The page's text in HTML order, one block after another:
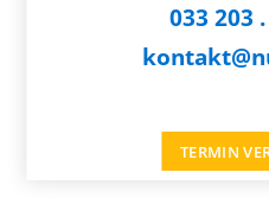
033 203
TERMIN